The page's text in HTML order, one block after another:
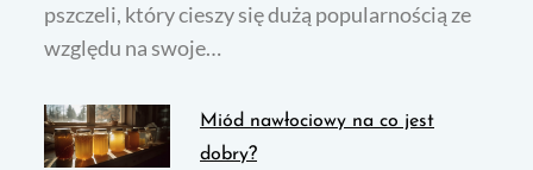
pszczeli, który cieszy się dużą popularnością ze
względu na swoje…
Miód nawłociowy na co jest
dobry?